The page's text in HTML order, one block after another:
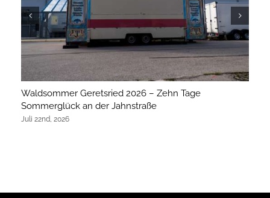
Waldsommer Geretsried 2026 – Zehn Tage
Sommerglück an der Jahnstraße
Juli 22nd, 2026